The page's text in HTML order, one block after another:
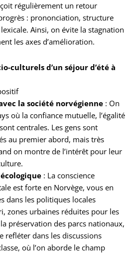
régulièrement un retour
: prononciation, structure
Ainsi, on évite la stagnation
les axes d’amélioration.
culturels d’un séjour d’été à
la société norvégienne : On
où la confiance mutuelle, l’égalité
centrales. Les gens sont
au premier abord, mais très
on montre de l’intérêt pour leur
: La conscience
est forte en Norvège, vous en
dans les politiques locales
zones urbaines réduites pour les
préservation des parcs nationaux,
refléter dans les discussions
où l’on aborde le champ